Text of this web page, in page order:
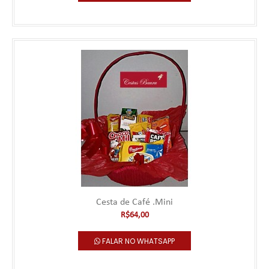
Cesta de Café .Coração
***** Este produto deve ser pedido com no mínimo 1 hora de
antecedência. Pedidos realiz..
R$85,00
Falar no WhatsApp
Cesta de Café .Mini
R$64,00
FALAR NO WHATSAPP